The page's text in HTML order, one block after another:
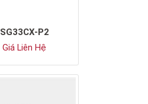
SG33CX-P2
Giá Liên Hệ